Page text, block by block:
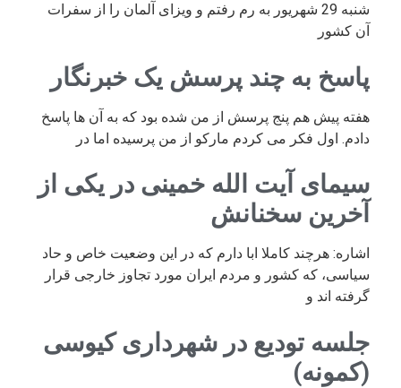
شنبه 29 شهریور به رم رفتم و ویزای آلمان را از سفرات
آن کشور
پاسخ به چند پرسش یک خبرنگار
هفته پیش هم پنج پرسش از من شده بود که به آن ها پاسخ
دادم. اول فکر می کردم مارکو از من پرسیده اما در
سیمای آیت الله خمینی در یکی از
آخرین سخنانش
اشاره: هرچند کاملا ابا دارم که در این وضعیت خاص و حاد
سیاسی، که کشور و مردم ایران مورد تجاوز خارجی قرار
گرفته اند و
جلسه تودیع در شهرداری کیوسی
(کمونه)